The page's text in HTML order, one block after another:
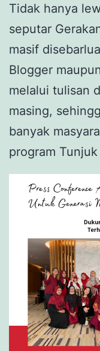
Tidak hanya
seputar
masif
Blogger
melalui tulisan
masing,
banyak
program